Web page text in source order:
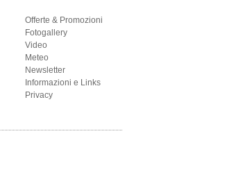
Offerte & Promozioni
Fotogallery
Video
Meteo
Newsletter
Informazioni e Links
Privacy